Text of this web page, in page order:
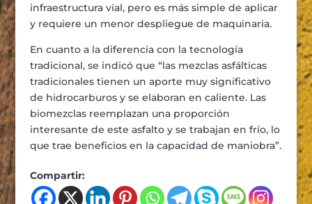
infraestructura vial, pero es más simple de aplicar
y requiere un menor despliegue de maquinaria.
En cuanto a la diferencia con la tecnología
tradicional, se indicó que “las mezclas asfálticas
tradicionales tienen un aporte muy significativo
de hidrocarburos y se elaboran en caliente. Las
biomezclas reemplazan una proporción
interesante de este asfalto y se trabajan en frío, lo
que trae beneficios en la capacidad de maniobra”.
Compartir: